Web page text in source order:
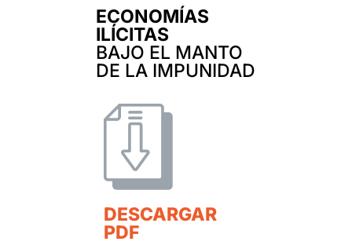
ECONOMÍAS
ILÍCITAS
BAJO EL MANTO
DE LA IMPUNIDAD
DESCARGAR
PDF